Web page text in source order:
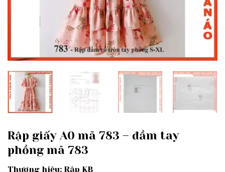
Rập giấy A0 mã 783 – đầm tay
phồng mã 783
Thương hiệu: Rập KB